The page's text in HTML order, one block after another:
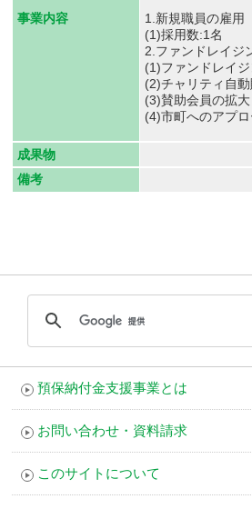
事業内容
1.新規職員の雇用
(1)採用数:1名
2.ファンドレイジ
(1)ファンドレイ
(2)チャリティ自
(3)賛助会員の拡大
(4)市町へのアプ
成果物
備考
預保納付金支援事業とは
お問い合わせ・資料請求
このサイトについて